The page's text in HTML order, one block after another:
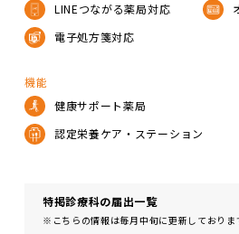
LINEつながる薬局対応
電子処方箋対応
機能
健康サポート薬局
認定栄養ケア・ステーション
特掲診療科の届出⼀覧
※こちらの情報は毎月中旬に更新しておりま